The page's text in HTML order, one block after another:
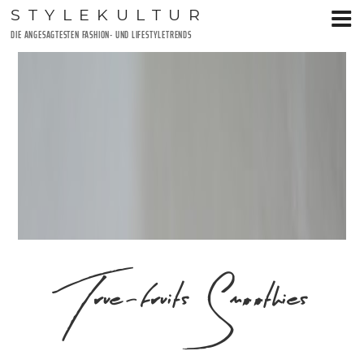
Zum
Inhalt
STYLEKULTUR
DIE ANGESAGTESTEN FASHION- UND LIFESTYLETRENDS
True-fruits Smoothies